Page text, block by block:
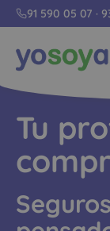
91 590 05 07 ·
Tu